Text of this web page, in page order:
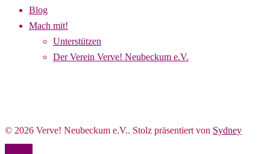
Blog
Mach mit!
Unterstützen
Der Verein Verve! Neubeckum e.V.
© 2026 Verve! Neubeckum e.V.. Stolz präsentiert von Sydney